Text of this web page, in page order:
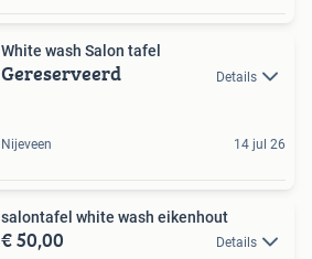
White wash Salon tafel
Gereserveerd Details
Nijeveen 14 jul 26
salontafel white wash eikenhout
€ 50,00 Details